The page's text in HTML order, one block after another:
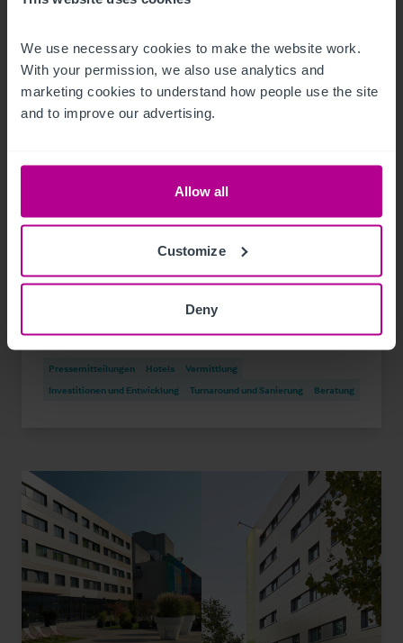
We use necessary cookies to make the website work.
With your permission, we also use analytics and
marketing cookies to understand how people use the site
and to improve our advertising.
Allow all
Customize
Deny
1/21/2024
Hotelinvestmentmarkt Österreich:
Betreiber zunehmend auch als Investoren
Pressemitteilungen Hotels
Vermittlung
Investitionen und Entwicklung
Turnaround und Sanierung Beratung